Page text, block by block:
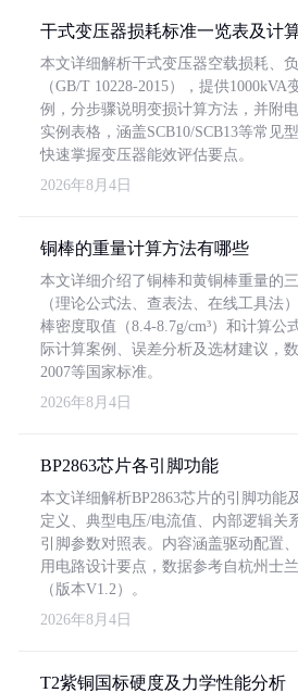
干式变压器损耗标准一览表及计
本文详细解析干式变压器空载损耗、
（GB/T 10228-2015），提供1000kVA
例，分步骤说明变损计算方法，并附
实例表格，涵盖SCB10/SCB13等常见
快速掌握变压器能效评估要点。
2026年8月4日
铜棒的重量计算方法有哪些
本文详细介绍了铜棒和黄铜棒重量的
（理论公式法、查表法、在线工具法
棒密度取值（8.4-8.7g/cm³）和计算公
际计算案例、误差分析及选材建议，
2007等国家标准。
2026年8月4日
BP2863芯片各引脚功能
本文详细解析BP2863芯片的引脚功能
定义、典型电压/电流值、内部逻辑关
引脚参数对照表。内容涵盖驱动配置
用电路设计要点，数据参考自杭州士
（版本V1.2）。
2026年8月4日
T2紫铜国标硬度及力学性能分析